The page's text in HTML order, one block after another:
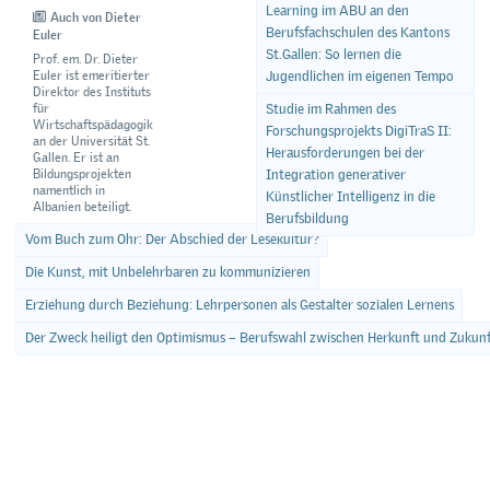
Auch von Dieter
Euler
Prof. em. Dr. Dieter
Euler ist emeritierter
Direktor des Instituts
für
Wirtschaftspädagogik
an der Universität St.
Gallen. Er ist an
Bildungsprojekten
namentlich in
Albanien beteiligt.
Vom Buch zum Ohr: Der Abschied der Lesekultur?
Die Kunst, mit Unbelehrbaren zu kommunizieren
Erziehung durch Beziehung: Lehrpersonen als Gestalter sozialen Lernens
Der Zweck heiligt den Optimismus – Berufswahl zwischen Herkunft und
Learning im ABU an den
Berufsfachschulen des Kantons
St.Gallen: So lernen die
Jugendlichen im eigenen Tempo
Studie im Rahmen des
Forschungsprojekts DigiTraS II:
Herausforderungen bei der
Integration generativer
Künstlicher Intelligenz in die
Berufsbildung